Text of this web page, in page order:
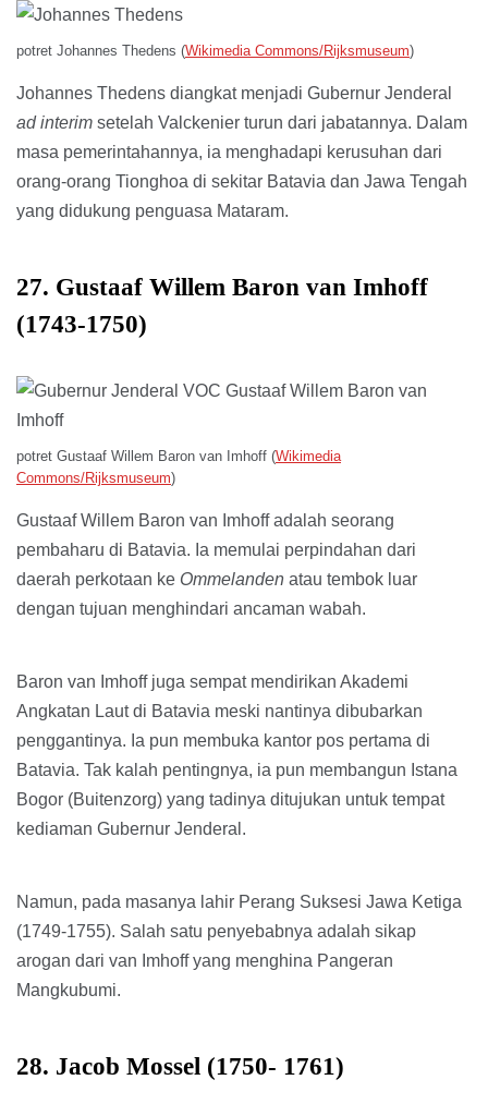
potret Johannes Thedens (Wikimedia Commons/Rijksmuseum)
Johannes Thedens diangkat menjadi Gubernur Jenderal
ad interim setelah Valckenier turun dari jabatannya. Dalam
masa pemerintahannya, ia menghadapi kerusuhan dari
orang-orang Tionghoa di sekitar Batavia dan Jawa Tengah
yang didukung penguasa Mataram.
27. Gustaaf Willem Baron van Imhoff
(1743-1750)
potret Gustaaf Willem Baron van Imhoff (Wikimedia
Commons/Rijksmuseum)
Gustaaf Willem Baron van Imhoff adalah seorang
pembaharu di Batavia. Ia memulai perpindahan dari
daerah perkotaan ke Ommelanden atau tembok luar
dengan tujuan menghindari ancaman wabah.
Baron van Imhoff juga sempat mendirikan Akademi
Angkatan Laut di Batavia meski nantinya dibubarkan
penggantinya. Ia pun membuka kantor pos pertama di
Batavia. Tak kalah pentingnya, ia pun membangun Istana
Bogor (Buitenzorg) yang tadinya ditujukan untuk tempat
kediaman Gubernur Jenderal.
Namun, pada masanya lahir Perang Suksesi Jawa Ketiga
(1749-1755). Salah satu penyebabnya adalah sikap
arogan dari van Imhoff yang menghina Pangeran
Mangkubumi.
28. Jacob Mossel (1750- 1761)